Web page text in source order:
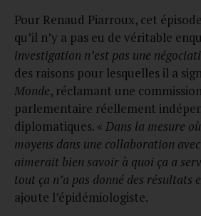
Pour Renaud Piarroux, cet
qu’il n’y a pas eu de véritable
investigation n’est pas une
des raisons pour lesquelles il a
Monde, réclamant une
parlementaire réellement
diplomatiques. « Dans la mesure
moyens dans une collaboration
aimerait bien savoir à quoi ça a
tout ça n’a pas donné des résultats
ajoute l’épidémiologiste.